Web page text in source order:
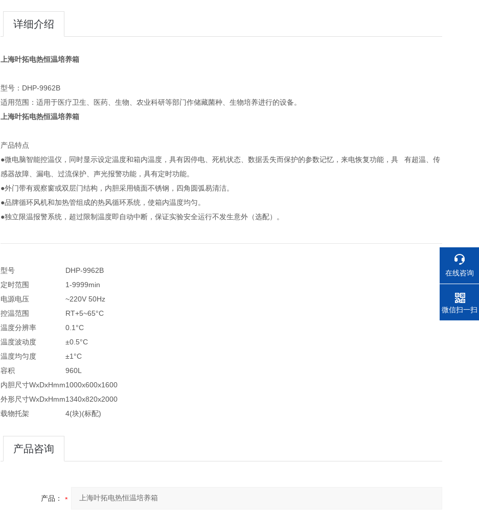
详细介绍
上海叶拓电热恒温培养箱
型号：DHP-9962B
适用范围：适用于医疗卫生、医药、生物、农业科研等部门作储藏菌种、生物培养进行的设备。
上海叶拓电热恒温培养箱
产品特点
●微电脑智能控温仪，同时显示设定温度和箱内温度，具有因停电、死机状态、数据丢失而保护的参数记忆，来电恢复功能，具 有超温、传
感器故障、漏电、过流保护、声光报警功能，具有定时功能。
●外门带有观察窗或双层门结构，内胆采用镜面不锈钢，四角圆弧易清洁。
●品牌循环风机和加热管组成的热风循环系统，使箱内温度均匀。
●独立限温报警系统，超过限制温度即自动中断，保证实验安全运行不发生意外（选配）。
型号
DHP-9962B
定时范围
1-9999min
电源电压
~220V 50Hz
控温范围
RT+5~65°C
温度分辨率
0.1°C
温度波动度
±0.5°C
温度均匀度
±1°C
容积
960L
内胆尺寸WxDxHmm1000x600x1600
外形尺寸WxDxHmm1340x820x2000
载物托架
4(块)(标配)
产品咨询
产品：
在线咨询
电话
微信扫一扫